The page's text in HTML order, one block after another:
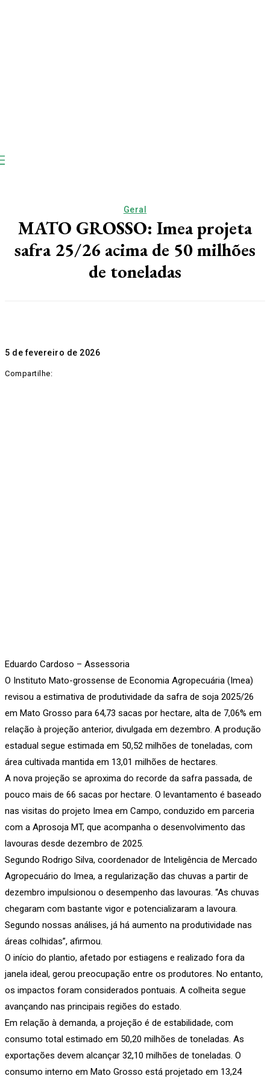
Geral
MATO GROSSO: Imea projeta
safra 25/26 acima de 50 milhões
de toneladas
5 de fevereiro de 2026
Compartilhe:
Eduardo Cardoso – Assessoria
O Instituto Mato-grossense de Economia Agropecuária (Imea)
revisou a estimativa de produtividade da safra de soja 2025/26
em Mato Grosso para 64,73 sacas por hectare, alta de 7,06% em
relação à projeção anterior, divulgada em dezembro. A produção
estadual segue estimada em 50,52 milhões de toneladas, com
área cultivada mantida em 13,01 milhões de hectares.
A nova projeção se aproxima do recorde da safra passada, de
pouco mais de 66 sacas por hectare. O levantamento é baseado
nas visitas do projeto Imea em Campo, conduzido em parceria
com a Aprosoja MT, que acompanha o desenvolvimento das
lavouras desde dezembro de 2025.
Segundo Rodrigo Silva, coordenador de Inteligência de Mercado
Agropecuário do Imea, a regularização das chuvas a partir de
dezembro impulsionou o desempenho das lavouras. “As chuvas
chegaram com bastante vigor e potencializaram a lavoura.
Segundo nossas análises, já há aumento na produtividade nas
áreas colhidas”, afirmou.
O início do plantio, afetado por estiagens e realizado fora da
janela ideal, gerou preocupação entre os produtores. No entanto,
os impactos foram considerados pontuais. A colheita segue
avançando nas principais regiões do estado.
Em relação à demanda, a projeção é de estabilidade, com
consumo total estimado em 50,20 milhões de toneladas. As
exportações devem alcançar 32,10 milhões de toneladas. O
consumo interno em Mato Grosso está projetado em 13,24